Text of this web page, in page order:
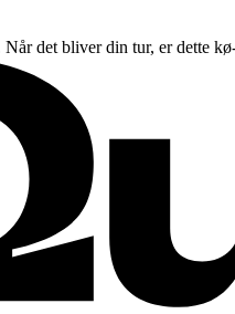
det bliver din tur, er dette